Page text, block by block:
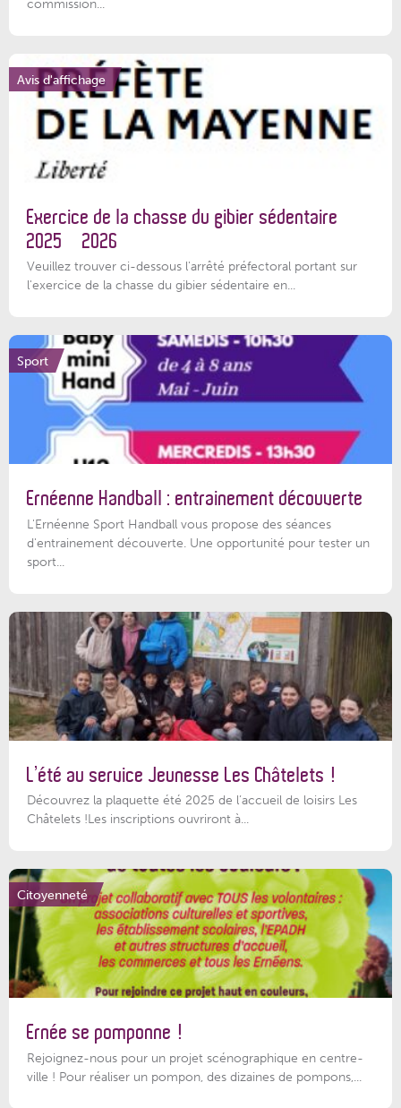
commission...
Avis d'affichage
Exercice de la chasse du gibier sédentaire
2025 – 2026
Veuillez trouver ci-dessous l'arrêté préfectoral portant sur
l'exercice de la chasse du gibier sédentaire en...
Sport
Ernéenne Handball : entrainement découverte
L'Ernéenne Sport Handball vous propose des séances
d'entrainement découverte. Une opportunité pour tester un
sport...
L’été au service Jeunesse Les Châtelets !
Découvrez la plaquette été 2025 de l’accueil de loisirs Les
Châtelets !Les inscriptions ouvriront à...
Citoyenneté
Ernée se pomponne !
Rejoignez-nous pour un projet scénographique en centre-
ville ! Pour réaliser un pompon, des dizaines de pompons,...